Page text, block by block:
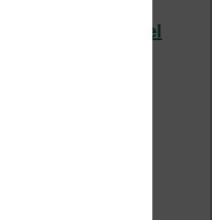
installer le logiciel